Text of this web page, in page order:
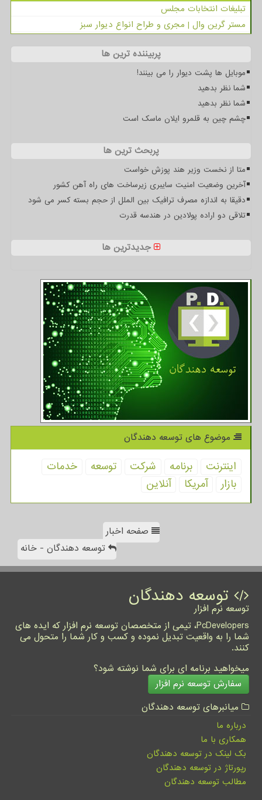
تبلیغات انتخابات مجلس
مستر گرین وال | مجری و طراح انواع دیوار سبز
پربیننده ترین ها
موبایل ها پشت دیوار را می بینند!
شما نظر بدهید
شما نظر بدهید
چشم چین به قلمرو ایلان ماسک است
پربحث ترین ها
متا از نخست وزیر هند پوزش خواست
آخرین وضعیت امنیت سایبری زیرساخت های راه آهن کشور
دقیقا به اندازه مصرف ترافیک بین الملل از حجم بسته کسر می شود
تلاقی دو اراده پولادین در هندسه قدرت
جدیدترین ها
موضوع های توسعه دهندگان
اینترنت برنامه شركت توسعه
خدمات
بازار
آمریكا آنلاین
صفحه اخبار
توسعه دهندگان - خانه
توسعه دهندگان
توسعه نرم افزار
PcDevelopers، تیمی از متخصصان توسعه نرم افزار که ایده های
شما را به واقعیت تبدیل نموده و کسب و کار شما را متحول می
کنند.
میخواهید برنامه ای برای شما نوشته شود؟
سفارش توسعه نرم افزار
میانبرهای توسعه دهندگان
درباره ما
همکاری با ما
بک لینک در توسعه دهندگان
رپورتاژ در توسعه دهندگان
مطالب توسعه دهندگان